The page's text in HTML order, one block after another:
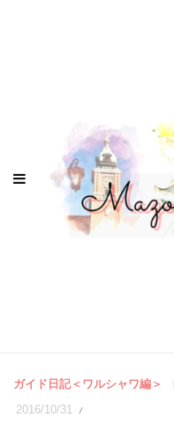
ガイド日記＜ワルシャワ編＞
2016/10/31 /